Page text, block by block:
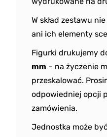
W skład zestawu
ani ich elementy
Figurki drukujemy
mm – na życzenie
przeskalować.
odpowiedniej opcji
zamówienia.
Jednostka może